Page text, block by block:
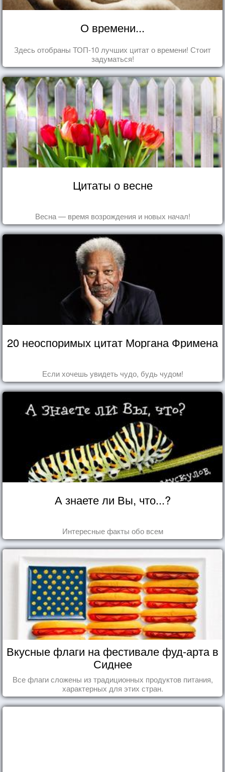
О времени...
Здесь отобраны ТОП-10 лучших цитат о времени! Стоит
задуматься!
Цитаты о весне
Весна — время возрождения и новых начал!
20 неоспоримых цитат Моргана Фримена
Если хочешь увидеть чудо, будь чудом!
А знаете ли Вы, что...?
Интересные факты обо всем
Вкусные флаги на фестивале фуд-арта в
Сиднее
Все флаги сложены из традиционных продуктов питания,
характерных для этих стран.